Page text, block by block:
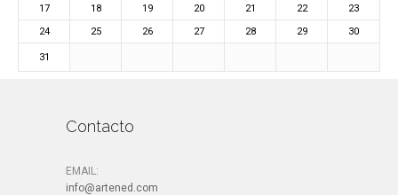
17
18 19 20 21 22
23
24
25 26 27 28 29 30
31
Contacto
EMAIL:
info@artened.com